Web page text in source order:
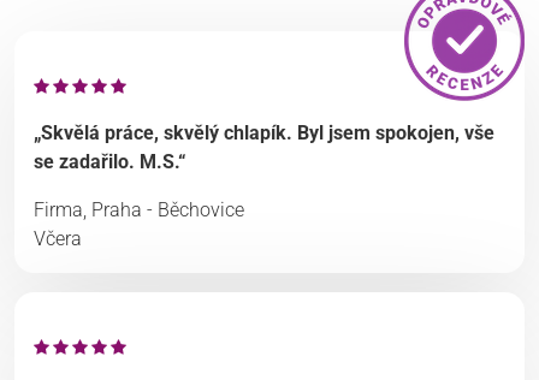
„Skvělá práce, skvělý chlapík. Byl jsem spokojen, vše
se zadařilo. M.S.“
Firma, Praha - Běchovice
Včera